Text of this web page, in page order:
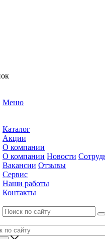
Меню
Каталог
Акции
О компании
О компании Новости
Вакансии Отзывы
Сервис
Наши работы
Контакты